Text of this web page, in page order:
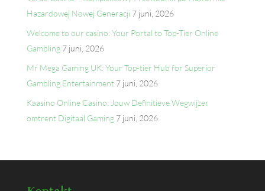
Hazardowej Nowej Generacji 7 juni, 2026
Welcome to our casino: Your Portal to Top-Tier Online
Gambling 7 juni, 2026
Mr Mega Gaming UK: Your Top-tier Hub for Superior
Gambling Entertainment 7 juni, 2026
Kaasino Online Casino: Jouw Definitieve Wegwijzer
omtrent Digitaal Gaming 7 juni, 2026